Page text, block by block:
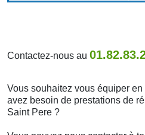
Contactez-nous au
Vous souhaitez vous équiper
avez besoin de prestations de
Saint Pere ?